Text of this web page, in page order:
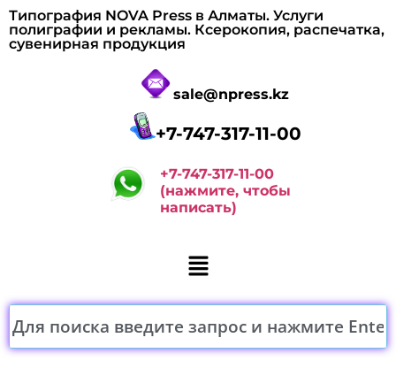
Типография NOVA Press в Алматы. Услуги
полиграфии и рекламы. Ксерокопия, распечатка,
сувенирная продукция
sale@npress.kz
+7-747-317-11-00
+7-747-317-11-00
(нажмите, чтобы
написать)